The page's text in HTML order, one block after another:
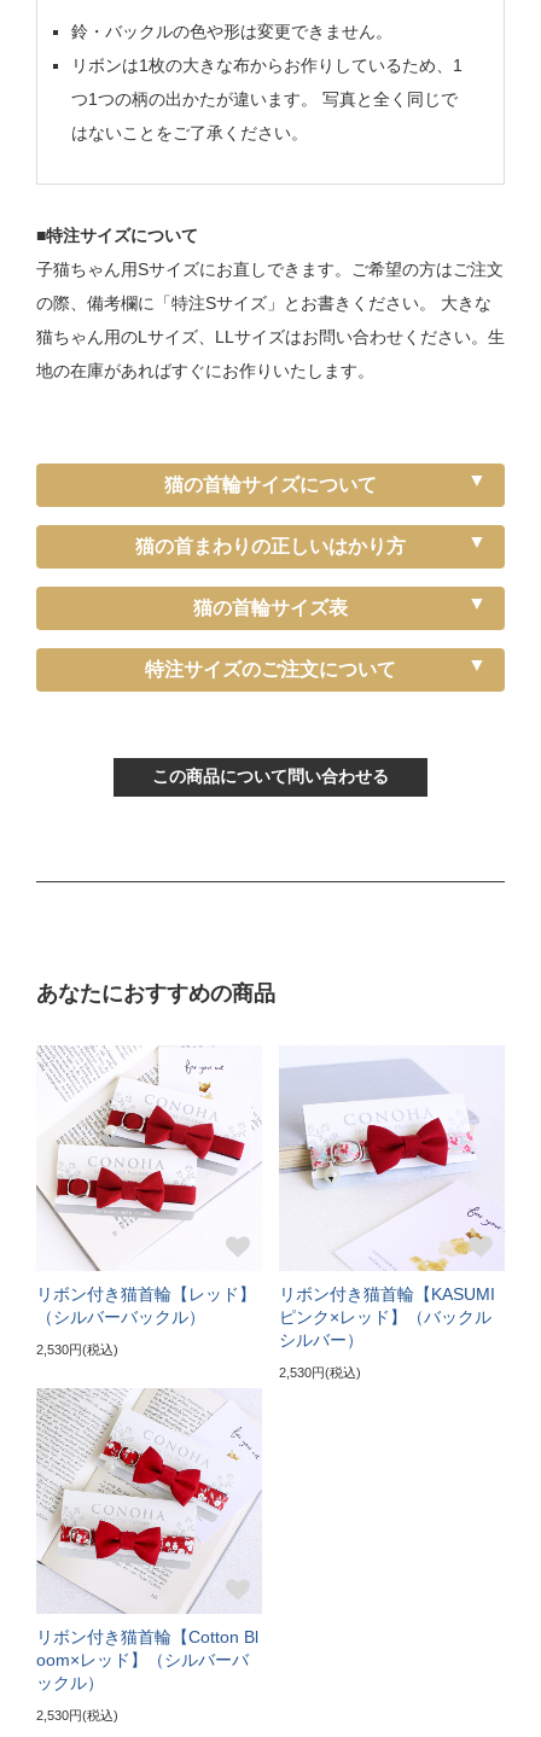
鈴・バックルの色や形は変更できません。
リボンは1枚の大きな布からお作りしているため、1
つ1つの柄の出かたが違います。 写真と全く同じで
はないことをご了承ください。
■特注サイズについて
子猫ちゃん用Sサイズにお直しできます。ご希望の方はご注文
の際、備考欄に「特注Sサイズ」とお書きください。 大きな
猫ちゃん用のLサイズ、LLサイズはお問い合わせください。生
地の在庫があればすぐにお作りいたします。
猫の首輪サイズについて
猫の首まわりの正しいはかり方
猫の首輪サイズ表
《特注》Sサイズ
首輪サイズ（-5cm特注）
Mサイズ
普通サイズ
サイズの目安（3～5kgの成猫）
《特注》Lサイズ
ぴったり測った首まわり（22～24cm）
首輪サイズ（+5cm特注）
サイズの目安（5～6kgの大きめな成猫）
ぴったり測った首まわり（25cm～）
首輪サイズ（+10cm特注）
サイズの目安（7kg超えの大型の成猫）
特注サイズのご注文について
この商品について問い合わせる
あなたにおすすめの商品
リボン付き猫首輪【レッド】
（シルバーバックル）
2,530円(税込)
リボン付き猫首輪【KASUMI
ピンク×レッド】（バックル
シルバー）
2,530円(税込)
リボン付き猫首輪【Cotton Bl
oom×レッド】（シルバーバ
ックル）
2,530円(税込)